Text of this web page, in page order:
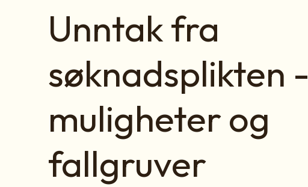
Unntak fra
søknadsplikten -
muligheter og
fallgruver